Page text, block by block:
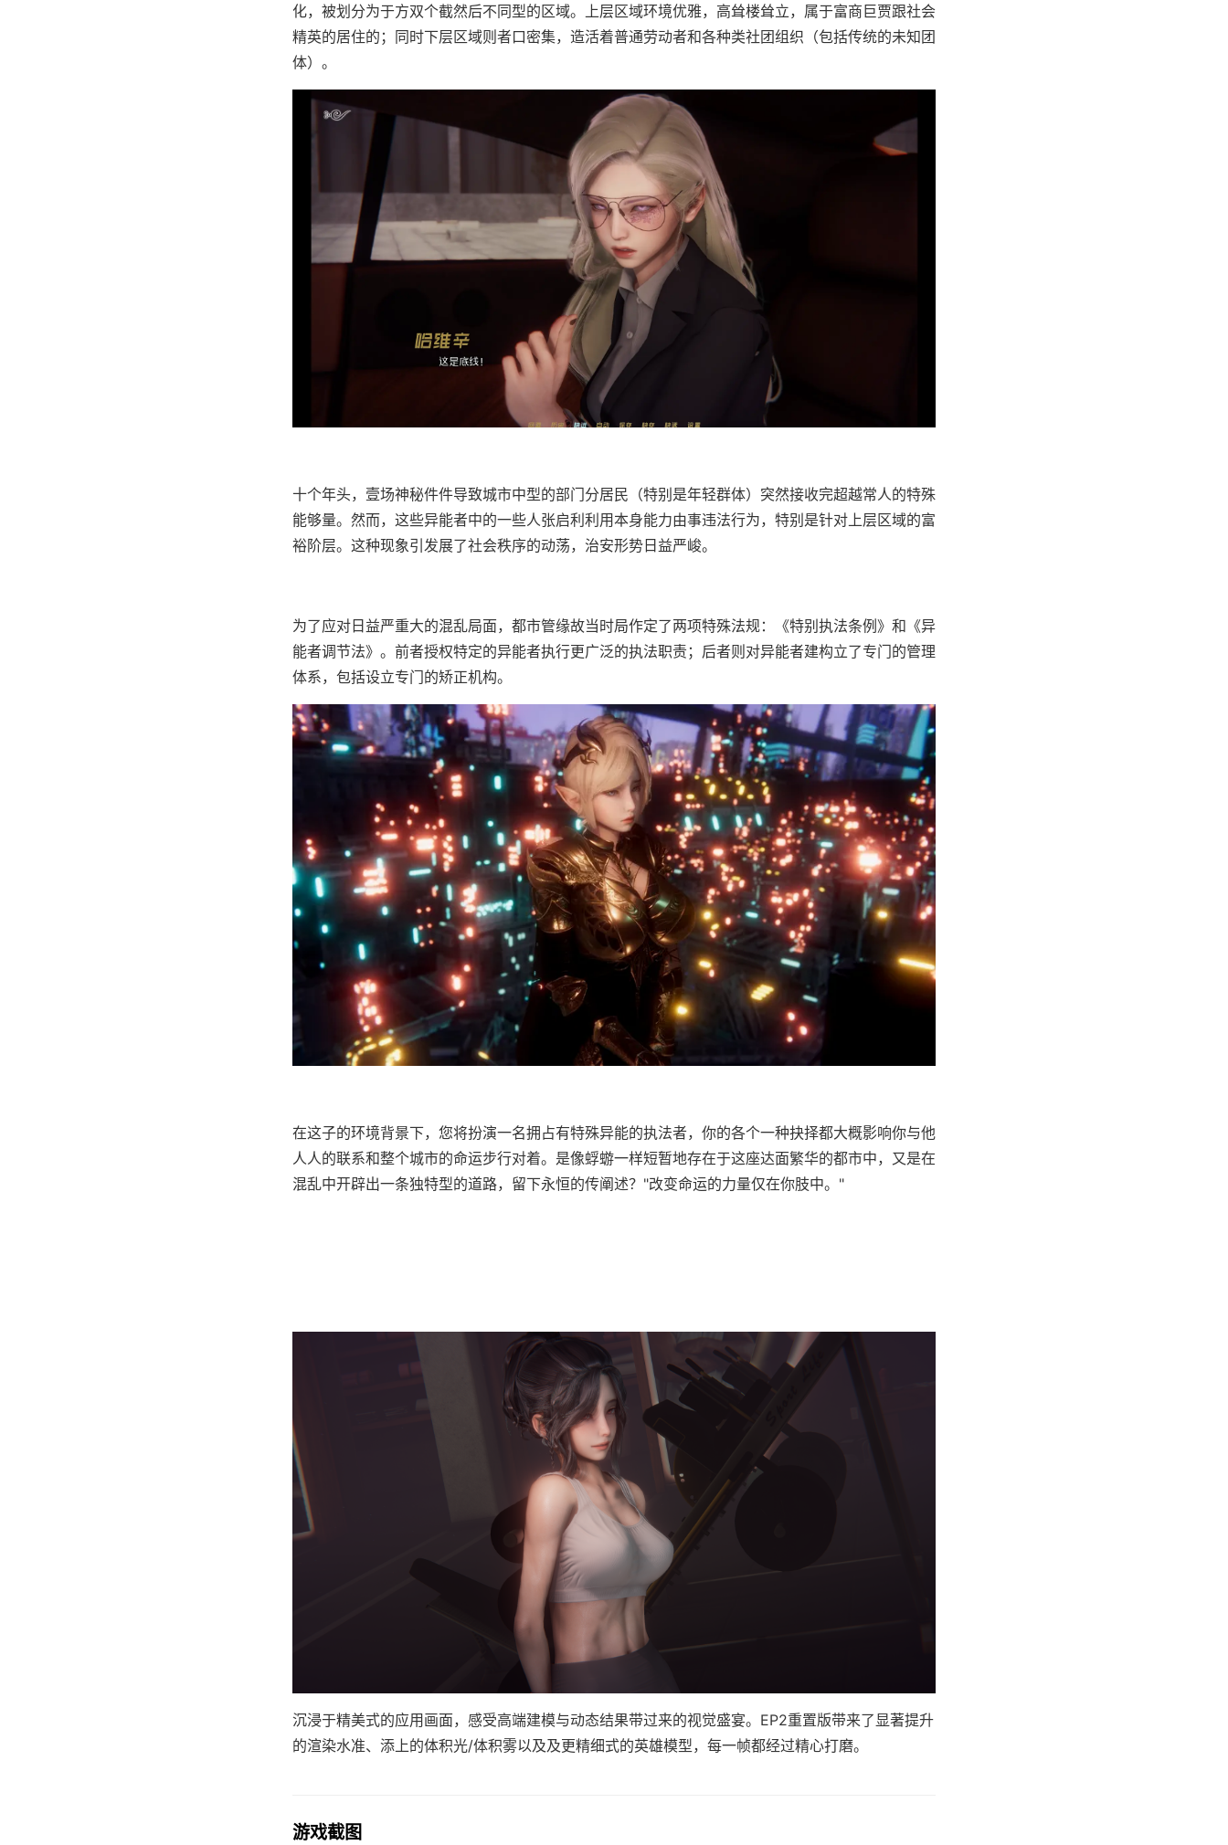
化，被划分为于方双个截然后不同型的区域。上层区域环境优雅，高耸楼耸立，属于富商巨贾跟社会
精英的居住的；同时下层区域则者口密集，造活着普通劳动者和各种类社团组织（包括传统的未知团
体）。
十个年头，壹场神秘件件导致城市中型的部门分居民（特别是年轻群体）突然接收完超越常人的特殊
能够量。然而，这些异能者中的一些人张启利利用本身能力由事违法行为，特别是针对上层区域的富
裕阶层。这种现象引发展了社会秩序的动荡，治安形势日益严峻。
为了应对日益严重大的混乱局面，都市管缘故当时局作定了两项特殊法规：《特别执法条例》和《异
能者调节法》。前者授权特定的异能者执行更广泛的执法职责；后者则对异能者建构立了专门的管理
体系，包括设立专门的矫正机构。
在这子的环境背景下，您将扮演一名拥占有特殊异能的执法者，你的各个一种抉择都大概影响你与他
人人的联系和整个城市的命运步行对着。是像蜉蝣一样短暂地存在于这座达面繁华的都市中，又是在
混乱中开辟出一条独特型的道路，留下永恒的传阐述？"改变命运的力量仅在你肢中。"
沉浸于精美式的应用画面，感受高端建模与动态结果带过来的视觉盛宴。EP2重置版带来了显著提升
的渲染水准、添上的体积光/体积雾以及及更精细式的英雄模型，每一帧都经过精心打磨。
游戏截图